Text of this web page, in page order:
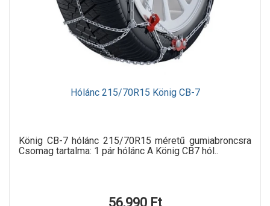
Hólánc 215/70R15 König CB-7
König CB-7 hólánc 215/70R15 méretű gumiabroncsra
Csomag tartalma: 1 pár hólánc A König CB7 hól..
56,990 Ft